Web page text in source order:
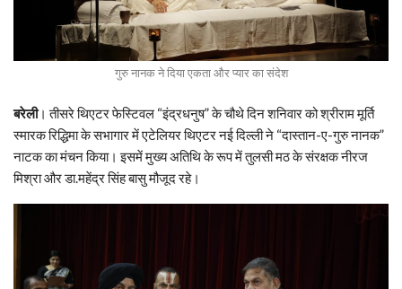
गुरु नानक ने दिया एकता और प्यार का संदेश
बरेली। तीसरे थिएटर फेस्टिवल “इंद्रधनुष” के चौथे दिन शनिवार को श्रीराम मूर्ति
स्मारक रिद्धिमा के सभागार में एटेलियर थिएटर नई दिल्ली ने “दास्तान-ए-गुरु नानक”
नाटक का मंचन किया। इसमें मुख्य अतिथि के रूप में तुलसी मठ के संरक्षक नीरज
मिश्रा और डा.महेंद्र सिंह बासु मौजूद रहे।